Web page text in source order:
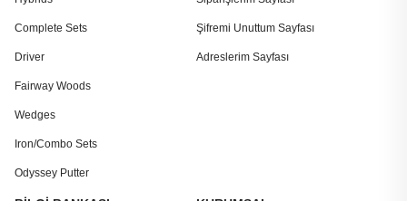
Complete Sets
Driver
Fairway Woods
Wedges
Iron/Combo Sets
Odyssey Putter
Şifremi Unuttum Sayfası
Adreslerim Sayfası